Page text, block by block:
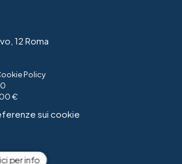
12 Roma
Policy
€
sui cookie
per info